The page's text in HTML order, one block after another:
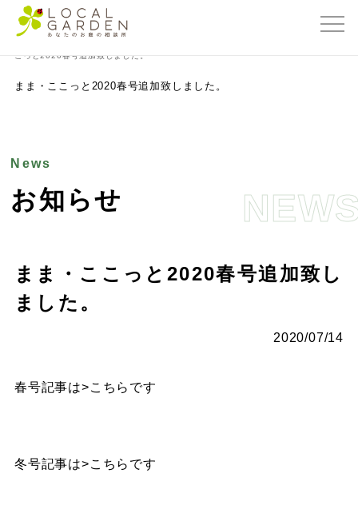
群馬県前橋市の外構・エクステリア専門店ローカルガーデン
こっと2020春号追加致しました。
まま・ここっと2020春号追加致しました。
News
お知らせ
まま・ここっと2020春号追加致し
ました。
2020/07/14
春号記事は>こちら です
冬号記事は>こちら です